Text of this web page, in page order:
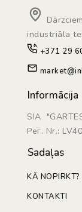
industriāla
+371 29
Informācija
SIA
Рег. Nr.:
Sadaļas
KĀ NOPIRKT?
KONTAKTI